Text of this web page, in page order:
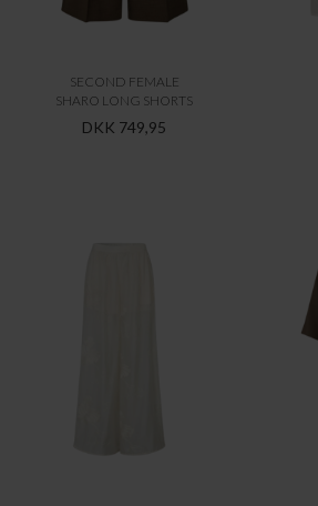
SECOND FEMALE
SHARO LONG SHORTS
DKK 749,95